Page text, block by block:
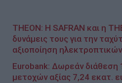
THEON: Η SAFRAN και η
δυνάμεις τους για την
αξιοποίηση
Eurobank: Δωρεάν διάθεση
μετοχών αξίας 7,24 εκατ.